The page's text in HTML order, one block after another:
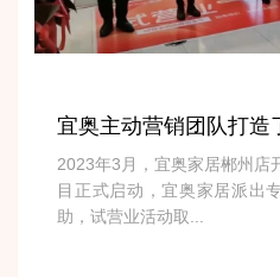
2023年3月，宜奥家居郴州店
目正式启动，宜奥家居派出
助，试营业活动取...